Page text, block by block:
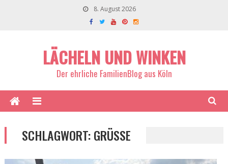
8. August 2026
LÄCHELN UND WINKEN
Der ehrliche FamilienBlog aus Köln
SCHLAGWORT:GRÜSSE